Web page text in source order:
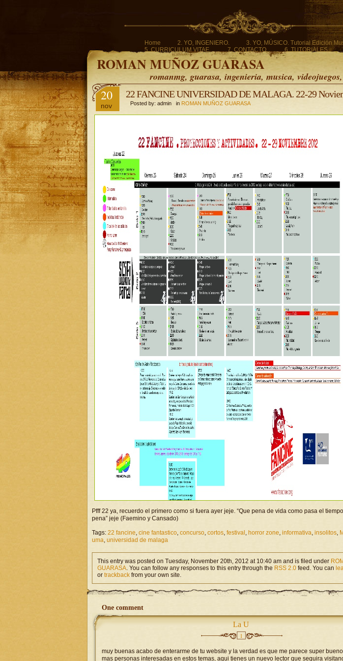
Home 2. YO, INGENIERO. 3. YO, MÚSICO. Tutorial Edición
5. CURRICULUM VITAE.
7. CONTACTO. 6. TUTORIALES.
ROMAN MUÑOZ GUARASA
romanmg, guarasa, ingenieria, musica,
20
nov
22 FANCINE UNIVERSIDAD DE MALAGA. 22-29
Posted by: admin in ROMAN MUÑOZ GUARASA
Pfff 22 ya, recuerdo el primero como si fuera ayer jeje. “Que pena de vida como pasa el
pena” jeje (Faemino y Cansado)
Tags: 22 fancine, cine fantastico, concurso, cortos, festival , horror zone, informativa, insolitos,
uma, universidad de malaga
This entry was posted on Tuesday, November 20th, 2012 at 10:40 am and is filed under
GUARASA. You can follow any responses to this entry through the RSS 2.0 feed. You can
or trackback from your own site.
One comment
La U
1
muy buenas acabo de enterarme de tu website y la verdad es que me parece super
mas personas interesadas en estos temas, aqui tienes un nuevo lector que seguira